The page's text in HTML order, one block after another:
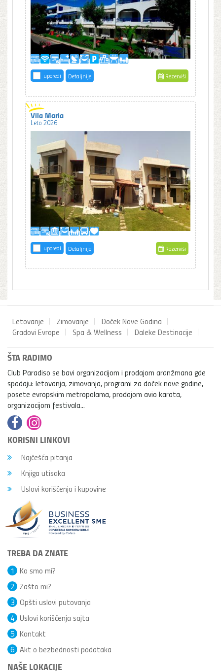
uporedi Detaljnije Rezerviši
Vila Maria
Leto 2026
uporedi Detaljnije Rezerviši
Letovanje Zimovanje
Doček Nove Godina
Gradovi Evrope
Spa & Wellness Daleke Destinacije
ŠTA RADIMO
Club Paradiso se bavi organizacijom i prodajom aranžmana gde
spadaju: letovanja, zimovanja, programi za doček nove godine,
posete evropskim metropolama, prodajom avio karata,
organizacijom festivala...
KORISNI LINKOVI
Najčešća pitanja
Knjiga utisaka
Uslovi korišćenja i kupovine
TREBA DA ZNATE
Ko smo mi?
1
Zašto mi?
2
Opšti uslovi putovanja
3
Uslovi korišćenja sajta
4
Kontakt
5
Akt o bezbednosti podataka
6
NAŠE LOKACIJE